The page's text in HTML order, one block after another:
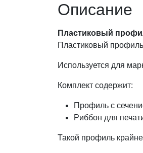
Описание
Пластиковый
Пластиковый
Используется для
Комплект содержит:
Профиль с
Риббон для
Такой профиль